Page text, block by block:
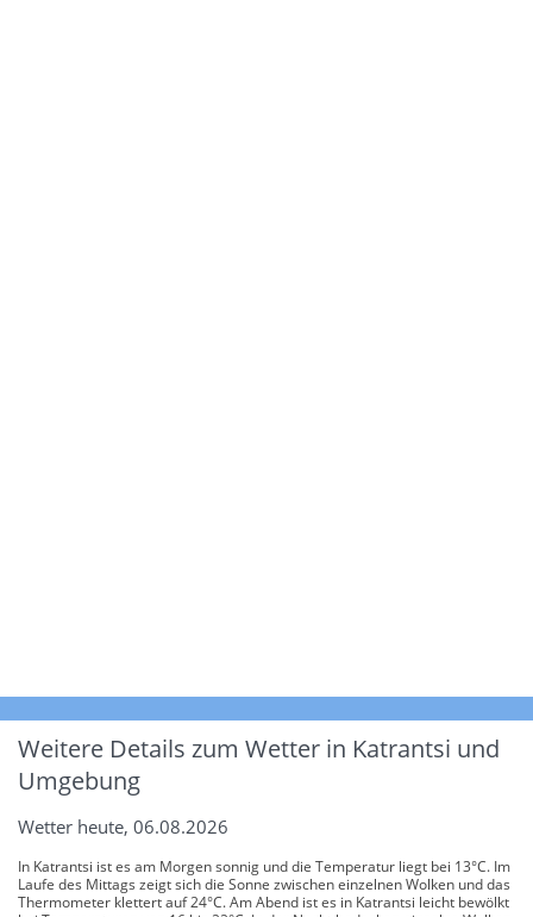
Weitere Details zum Wetter in Katrantsi und
Umgebung
Wetter heute, 06.08.2026
In Katrantsi ist es am Morgen sonnig und die Temperatur liegt bei 13°C. Im
Laufe des Mittags zeigt sich die Sonne zwischen einzelnen Wolken und das
Thermometer klettert auf 24°C. Am Abend ist es in Katrantsi leicht bewölkt